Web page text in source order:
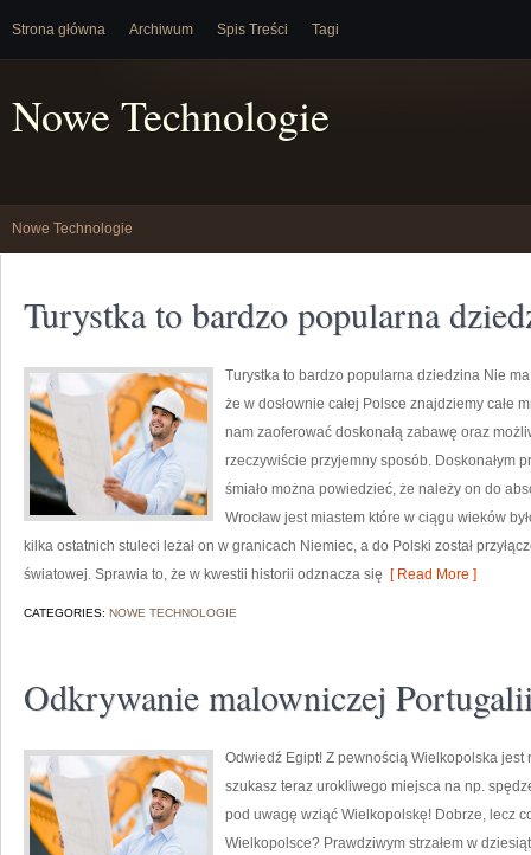
Strona główna Archiwum Spis Treści Tagi
Nowe Technologie
Nowe Technologie
Turystka to bardzo popularna
Turystka to bardzo popularna dziedzina Nie
że w dosłownie całej Polsce znajdziemy całe
nam zaoferować doskonałą zabawę oraz
rzeczywiście przyjemny sposób. Doskonałym
śmiało można powiedzieć, że należy on do
Wrocław jest miastem które w ciągu wieków
kilka ostatnich stuleci leżał on w granicach Niemiec, a do Polski został
światowej. Sprawia to, że w kwestii historii odznacza się [ Read More ]
CATEGORIES: NOWE TECHNOLOGIE
Odkrywanie malowniczej
Odwiedź Egipt! Z pewnością Wielkopolska
szukasz teraz urokliwego miejsca na np.
pod uwagę wziąć Wielkopolskę! Dobrze, lecz
Wielkopolsce? Prawdziwym strzałem w